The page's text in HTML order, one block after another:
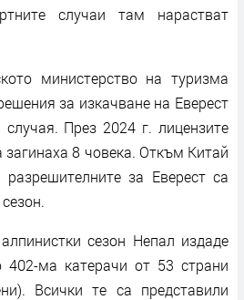
случаи там нарастват
министерство на туризма
за изкачване на Еверест
През 2024 г. лицензите
8 човека. Откъм Китай
за Еверест са
сезон Непал издаде
ма катерачи от 53 страни
Всички те са представили